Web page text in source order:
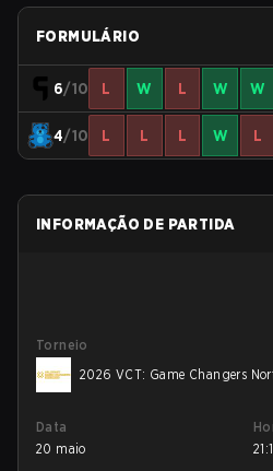
FORMULÁRIO
6/10 L W L W W
4/10 L L L W L
INFORMAÇÃO DE PARTIDA
Torneio
2026 VCT: Game Changers
Data
20 maio